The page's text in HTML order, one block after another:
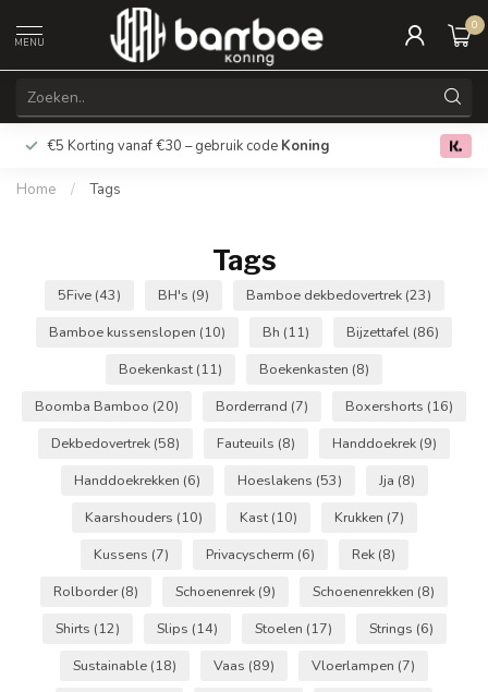
MENU
0
€5 Korting vanaf €30 – gebruik code Koning Gratis
Home / Tags
Tags
5Five (43) BH's (9) Bamboe dekbedovertrek (23)
Bamboe kussenslopen (10) Bh (11) Bijzettafel (86)
Boekenkast (11) Boekenkasten (8)
Boomba Bamboo (20) Borderrand (7) Boxershorts (16)
Dekbedovertrek (58) Fauteuils (8) Handdoekrek (9)
Handdoekrekken (6) Hoeslakens (53) Jja (8)
Kaarshouders (10) Kast (10) Krukken (7)
Kussens (7) Privacyscherm (6) Rek (8)
Rolborder(8) Schoenenrek (9) Schoenenrekken (8)
Shirts (12) Slips (14) Stoelen (17) Strings (6)
Sustainable (18) Vaas (89) Vloerlampen (7)